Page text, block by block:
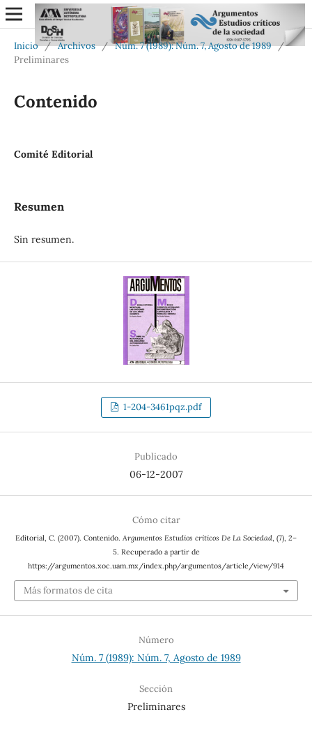
Inicio / Archivos / Núm. 7 (1989): Núm. 7, Agosto de 1989 /
Preliminares
Contenido
Comité Editorial
Resumen
Sin resumen.
1-204-3461pqz.pdf
Publicado
06-12-2007
Cómo citar
Editorial, C. (2007). Contenido. Argumentos Estudios críticos De La Sociedad, (7), 2–
5. Recuperado a partir de
https://argumentos.xoc.uam.mx/index.php/argumentos/article/view/914
Más formatos de cita
Número
Núm. 7 (1989): Núm. 7, Agosto de 1989
Sección
Preliminares